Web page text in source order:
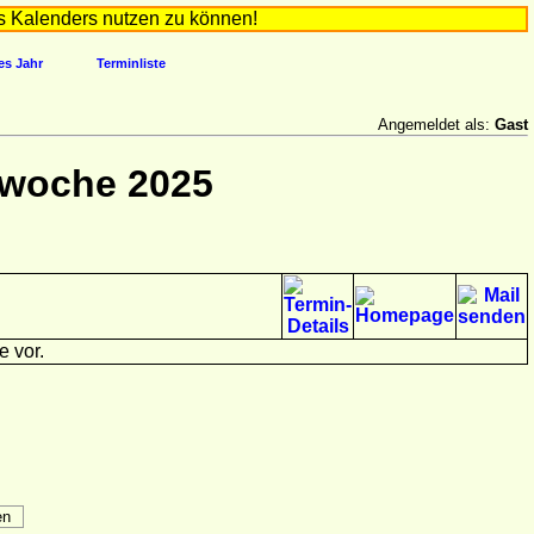
Kalenders nutzen zu können!
Jahr Terminliste
Angemeldet als: Gast
2025
vor.